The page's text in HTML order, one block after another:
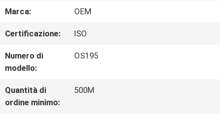
GIRO
DELLA
FABBRICA
CONTROLLO
DI
Marca: OEM
Certificazione: ISO
Numero di
modello:
OS195
Quantità di
ordine minimo:
500M